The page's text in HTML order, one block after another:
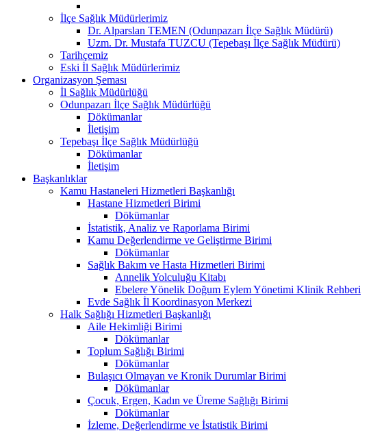
İlçe Sağlık Müdürlerimiz
Dr. Alparslan TEMEN (Odunpazarı İlçe Sağlık Müdürü)
Uzm. Dr. Mustafa TUZCU (Tepebaşı İlçe Sağlık Müdürü)
Tarihçemiz
Eski İl Sağlık Müdürlerimiz
Organizasyon Şeması
İl Sağlık Müdürlüğü
Odunpazarı İlçe Sağlık Müdürlüğü
Dökümanlar
İletişim
Tepebaşı İlçe Sağlık Müdürlüğü
Dökümanlar
İletişim
Başkanlıklar
Kamu Hastaneleri Hizmetleri Başkanlığı
Hastane Hizmetleri Birimi
Dökümanlar
İstatistik, Analiz ve Raporlama Birimi
Kamu Değerlendirme ve Geliştirme Birimi
Dökümanlar
Sağlık Bakım ve Hasta Hizmetleri Birimi
Annelik Yolculuğu Kitabı
Ebelere Yönelik Doğum Eylem Yönetimi Klinik Rehberi
Evde Sağlık İl Koordinasyon Merkezi
Halk Sağlığı Hizmetleri Başkanlığı
Aile Hekimliği Birimi
Dökümanlar
Toplum Sağlığı Birimi
Dökümanlar
Bulaşıcı Olmayan ve Kronik Durumlar Birimi
Dökümanlar
Çocuk, Ergen, Kadın ve Üreme Sağlığı Birimi
Dökümanlar
İzleme, Değerlendirme ve İstatistik Birimi